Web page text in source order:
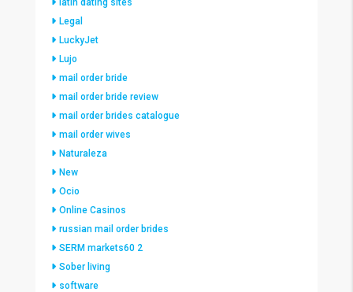
latin dating sites
Legal
LuckyJet
Lujo
mail order bride
mail order bride review
mail order brides catalogue
mail order wives
Naturaleza
New
Ocio
Online Casinos
russian mail order brides
SERM markets60 2
Sober living
software